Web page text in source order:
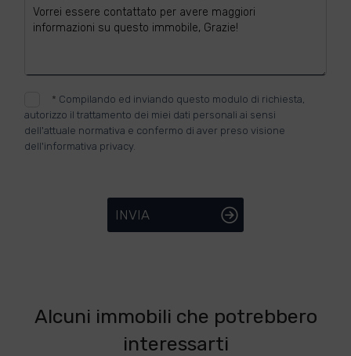
* Compilando ed inviando questo modulo di richiesta,
autorizzo il trattamento dei miei dati personali ai sensi
dell'attuale normativa e confermo di aver preso visione
dell'informativa privacy.
INVIA
Alcuni immobili che potrebbero
interessarti